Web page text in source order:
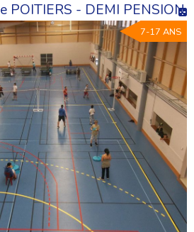
POITIERS - DEMI PENSION
7-17 ANS